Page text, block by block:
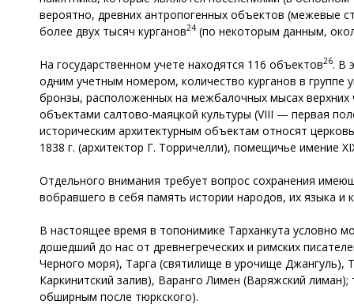
вероятно, древних антропогенных объектов (межевые
более двух тысяч курганов24 (по некоторым данным,
На государственном учете находятся 116 объектов26. В
одним учетным номером, количество курганов в группе
бронзы, расположенных на межбалочных мысах верхних
объектами салтово-маяцкой культуры (VIII — первая
историческим архитектурным объектам относят
1838 г. (архитектор Г. Торричелли), помещичье имение
Отдельного внимания требует вопрос сохранения
вобравшего в себя память истории народов, их языка и
В настоящее время в топонимике Тарханкута условно
дошедший до нас от древнегреческих и римских
Черного моря), Тарга (святилище в урочище Джангуль),
Каркинитский залив), Варанго Лимен (Варяжский
обширным после тюркского).